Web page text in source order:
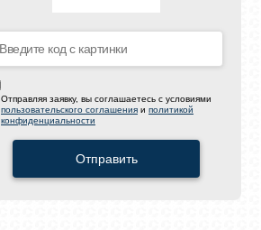
Отправляя заявку, вы соглашаетесь с условиями
пользовательского соглашения и политикой
конфиденциальности
Отправить